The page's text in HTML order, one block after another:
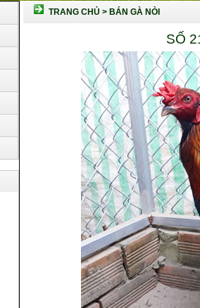
TRANG CHỦ > BÁN GÀ NÒI
SỐ